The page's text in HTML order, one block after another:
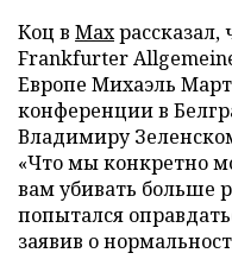
Коц в Махрассказал,
Frankfurter
Европе Михаэль
конференции в
Владимиру
«Что мы конкретно
вам убивать больше
попытался
заявив о